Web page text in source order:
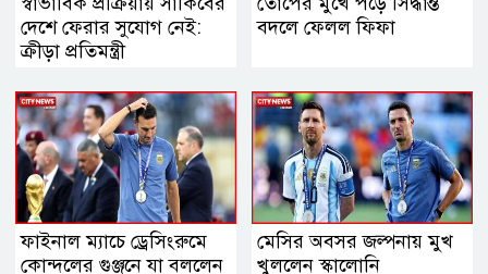
দেশে ফেরার সুযোগ নেই:
ক্রীড়া প্রতিমন্ত্রী
বদলে ফেলল ফিফা
ফাইনাল ম্যাচে ড্রেসিংরুমে
কোন্দলের গুঞ্জনে যা বললেন
মেসির অবসর জল্পনায় মুখ
খুললেন স্কালোনি